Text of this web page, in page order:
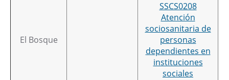
El Bosque
SSCS0208
Atención
sociosanitaria de
personas
dependientes en
instituciones
sociales